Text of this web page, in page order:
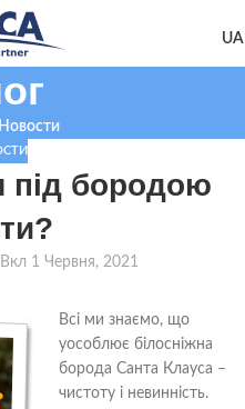
Новости
під бородою
Вкл 1 Червня, 2021
Всі ми знаємо, що
уособлює білосніжна
борода Санта Клауса –
чистоту і невинність.